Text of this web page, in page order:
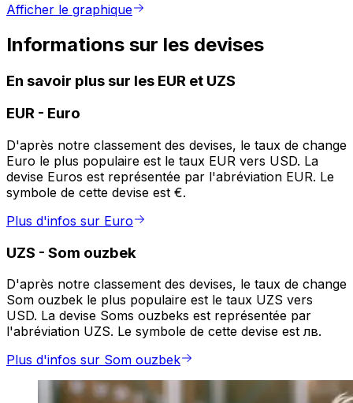
Afficher le graphique
Informations sur les devises
En savoir plus sur les EUR et UZS
EUR - Euro
D'après notre classement des devises, le taux de change
Euro le plus populaire est le taux EUR vers USD. La
devise Euros est représentée par l'abréviation EUR. Le
symbole de cette devise est €.
Plus d'infos sur Euro
UZS - Som ouzbek
D'après notre classement des devises, le taux de change
Som ouzbek le plus populaire est le taux UZS vers
USD. La devise Soms ouzbeks est représentée par
l'abréviation UZS. Le symbole de cette devise est лв.
Plus d'infos sur Som ouzbek